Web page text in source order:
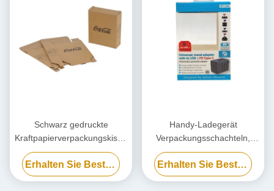
Schwarz gedruckte
Kraftpapierverpackungskiste,
umweltfreundliche
Kartonkartonbox Erhalten Sie Besten Preis
Handy-Ladegerät
Verpackungsschachteln,
Biologisch abbaubare
Powerbank-
Verpackungsschachtel
Erhalten Sie Besten Preis